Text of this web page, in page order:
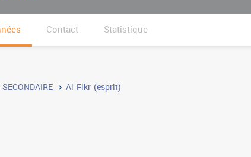
Contact Statistique
SECONDAIRE Al Fikr (esprit)